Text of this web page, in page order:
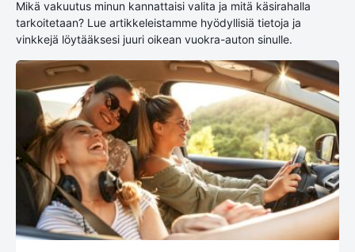
Mikä vakuutus minun kannattaisi valita ja mitä käsirahalla
tarkoitetaan? Lue artikkeleistamme hyödyllisiä tietoja ja
vinkkejä löytääksesi juuri oikean vuokra-auton sinulle.